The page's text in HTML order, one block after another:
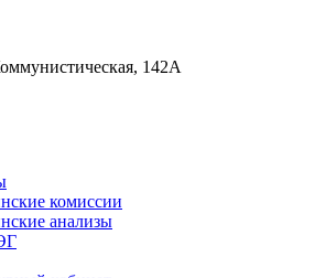
142А
комиссии
анализы